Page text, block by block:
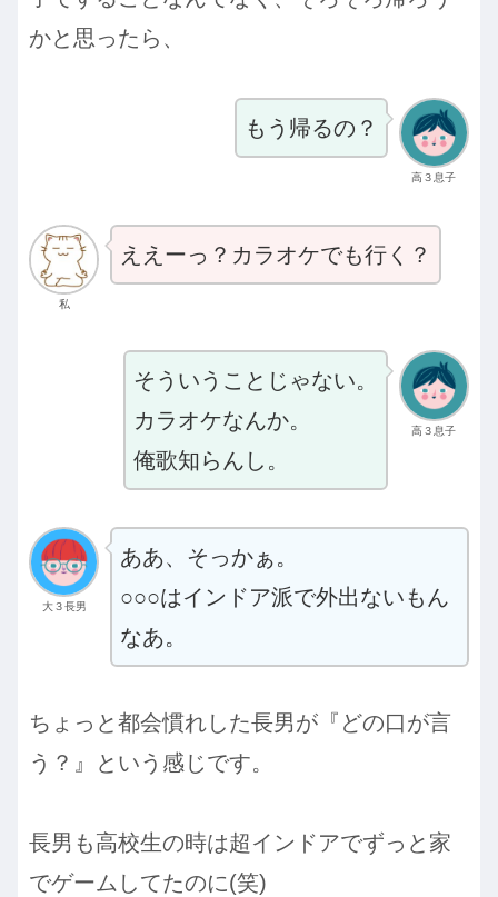
かと思ったら、
高３息子
もう帰るの？
私
ええーっ？カラオケでも行く？
高３息子
そういうことじゃない。
カラオケなんか。
俺歌知らんし。
大３長男
ああ、そっかぁ。
○○○はインドア派で外出ないもん
なあ。
ちょっと都会慣れした長男が『どの口が言
う？』という感じです。
長男も高校生の時は超インドアでずっと家
でゲームしてたのに(笑)